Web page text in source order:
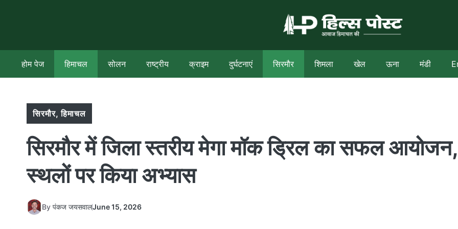
होम पेज हिमाचल सोलन राष्ट्रीय क्राइम दुर्घटनाएं सिरमौर शिमला खेल ऊना मंडी
सिरमौर,हिमाचल
सिरमौर में जिला स्तरीय मेगा मॉक ड्रिल का सफल
स्थलों पर किया अभ्यास
By पंकज जयसवालJune 15, 2026